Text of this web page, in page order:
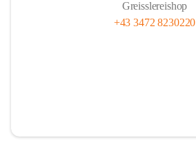
Greisslereishop
+43 3472 8230220